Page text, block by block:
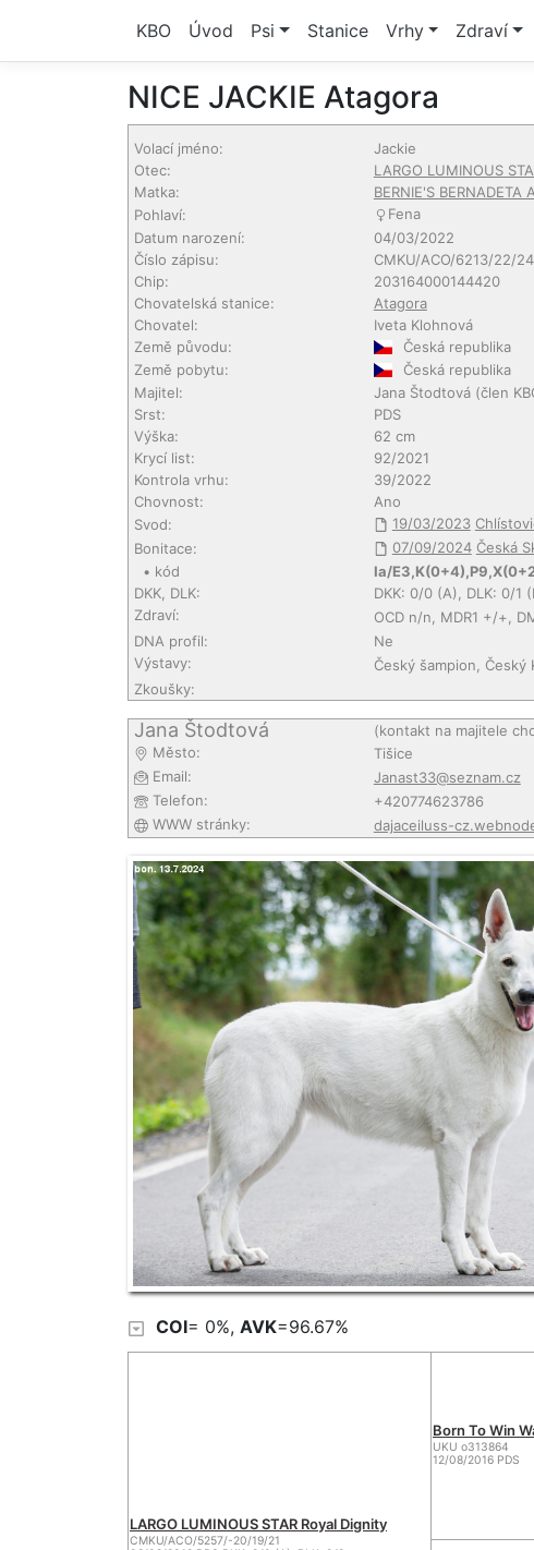
KBO Úvod Psi Stanice Vrhy Zdraví
NICE JACKIE Atagora
Volací jméno:
Jackie
Otec:
LARGO LUMINOUS
Matka:
BERNIE'S BERNADETA
Pohlaví:
Fena
Datum narození:
04/03/2022
Číslo zápisu:
CMKU/ACO/6213/22/24
Chip:
203164000144420
Chovatelská stanice:
Atagora
Chovatel:
Iveta Klohnová
Země původu:
Česká republika
Země pobytu:
Česká republika
Majitel:
Jana Štodtová(člen
Srst:
PDS
Výška:
62 cm
Krycí list:
92/2021
Kontrola vrhu:
39/2022
Chovnost:
Ano
Svod:
19/03/2023
Bonitace:
07/09/2024 Česká
• kód
Ia/
DKK, DLK:
DKK: 0/0 (A), DLK: 0/1
Zdraví:
OCD n/n, MDR1 +/+,
DNA profil:
Ne
Výstavy:
Český šampion,
Zkoušky:
Jana Štodtová
(kontakt na majitele
Město:
Tišice
Email:
Janast33@seznam.cz
Telefon:
+420774623786
WWW stránky:
dajaceiluss-
COI= 0%, AVK=96.67%
LARGO LUMINOUS STAR Royal Dignity
CMKU/ACO/5257/-20/19/21
Born To Win
UKU o313864
12/08/2016 PDS